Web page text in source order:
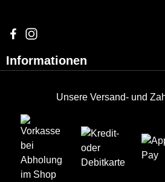
Besuche uns auf Facebook – öffnet
Schau auf Instagram vorbei –
Informationen
Unsere Versand- und